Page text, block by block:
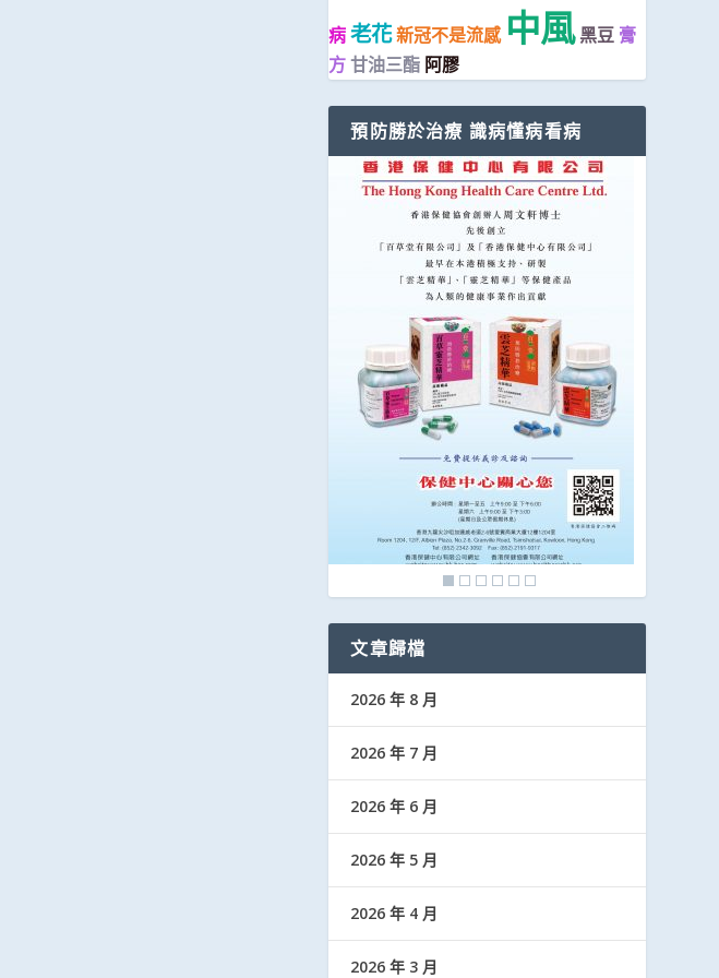
病老花新冠不是流感 中風 黑豆 膏
方甘油三酯 阿膠
預防勝於治療 識病懂病看病
文章歸檔
2026 年 8 月
2026 年 7 月
2026 年 6 月
2026 年 5 月
2026 年 4 月
2026 年 3 月